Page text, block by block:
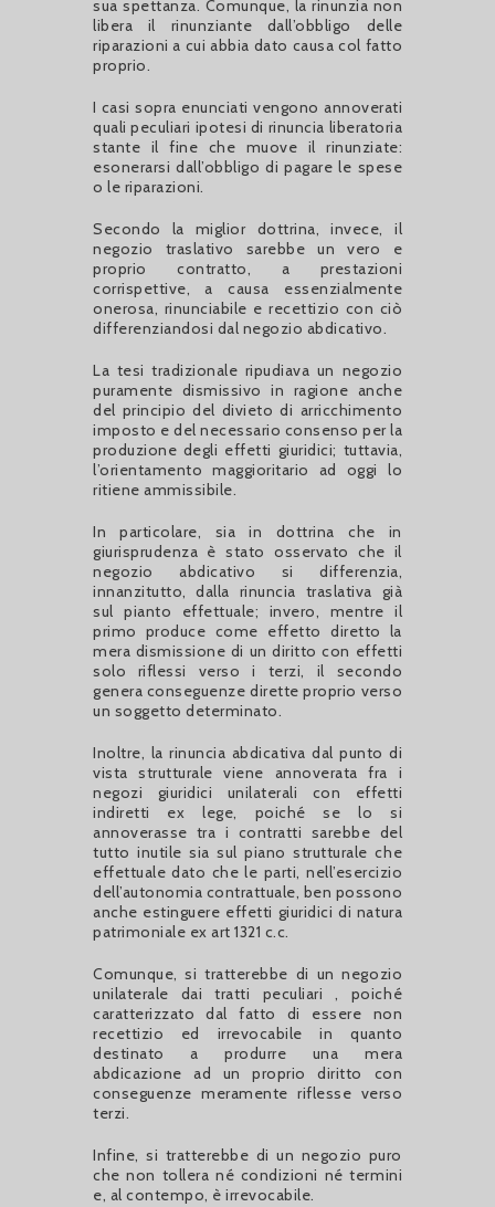
sua spettanza. Comunque, la rinunzia non
libera il rinunziante dall’obbligo delle
riparazioni a cui abbia dato causa col fatto
proprio.
I casi sopra enunciati vengono annoverati
quali peculiari ipotesi di rinuncia liberatoria
stante il fine che muove il rinunziate:
esonerarsi dall’obbligo di pagare le spese
o le riparazioni.
Secondo la miglior dottrina, invece, il
negozio traslativo sarebbe un vero e
proprio contratto, a prestazioni
corrispettive, a causa essenzialmente
onerosa, rinunciabile e recettizio con ciò
differenziandosi dal negozio abdicativo.
La tesi tradizionale ripudiava un negozio
puramente dismissivo in ragione anche
del principio del divieto di arricchimento
imposto e del necessario consenso per la
produzione degli effetti giuridici; tuttavia,
l’orientamento maggioritario ad oggi lo
ritiene ammissibile.
In particolare, sia in dottrina che in
giurisprudenza è stato osservato che il
negozio abdicativo si differenzia,
innanzitutto, dalla rinuncia traslativa già
sul pianto effettuale; invero, mentre il
primo produce come effetto diretto la
mera dismissione di un diritto con effetti
solo riflessi verso i terzi, il secondo
genera conseguenze dirette proprio verso
un soggetto determinato.
Inoltre, la rinuncia abdicativa dal punto di
vista strutturale viene annoverata fra i
negozi giuridici unilaterali con effetti
indiretti ex lege, poiché se lo si
annoverasse tra i contratti sarebbe del
tutto inutile sia sul piano strutturale che
effettuale dato che le parti, nell’esercizio
dell’autonomia contrattuale, ben possono
anche estinguere effetti giuridici di natura
patrimoniale ex art 1321 c.c.
Comunque, si tratterebbe di un negozio
unilaterale dai tratti peculiari , poiché
caratterizzato dal fatto di essere non
recettizio ed irrevocabile in quanto
destinato a produrre una mera
abdicazione ad un proprio diritto con
conseguenze meramente riflesse verso
terzi.
Infine, si tratterebbe di un negozio puro
che non tollera né condizioni né termini
e, al contempo, è irrevocabile.